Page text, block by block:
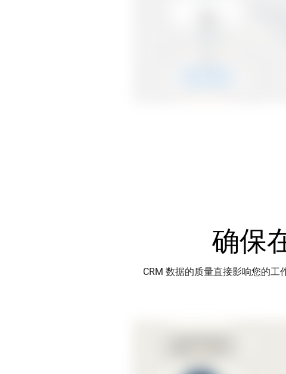
确保
CRM 数据的质量直接影响您的